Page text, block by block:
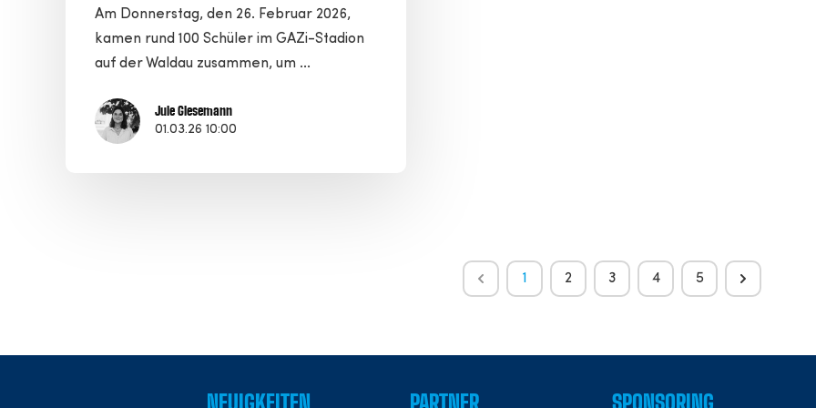
Am Donnerstag, den 26. Februar 2026,
kamen rund 100 Schüler im GAZi-Stadion
auf der Waldau zusammen, um ...
Jule Giesemann
01.03.26 10:00
1 2 3 4 5